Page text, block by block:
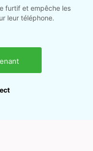
furtif et empêche les
leur téléphone.